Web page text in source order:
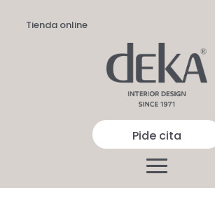
Tienda online
Pide cita